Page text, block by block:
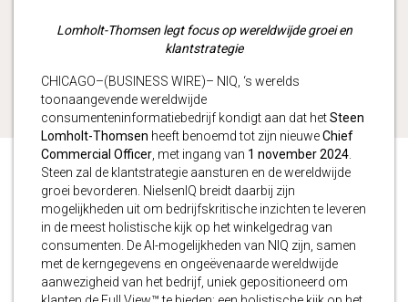
Lomholt-Thomsen legt focus op wereldwijde groei en
klantstrategie
CHICAGO–(BUSINESS WIRE)– NIQ, ‘s werelds
toonaangevende wereldwijde
consumenteninformatiebedrijf kondigt aan dat hetSteen
Lomholt-Thomsen heeft benoemd tot zijn nieuweChief
Commercial Officer , met ingang van 1 november 2024
Steen zal de klantstrategie aansturen en de wereldwijde
groei bevorderen. NielsenIQ breidt daarbij zijn
mogelijkheden uit om bedrijfskritische inzichten te leveren
in de meest holistische kijk op het winkelgedrag van
consumenten. De AI-mogelijkheden van NIQ zijn, samen
met de kerngegevens en ongeëvenaarde wereldwijde
aanwezigheid van het bedrijf, uniek gepositioneerd om